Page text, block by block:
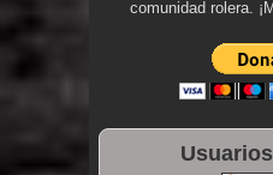
comunidad rolera.